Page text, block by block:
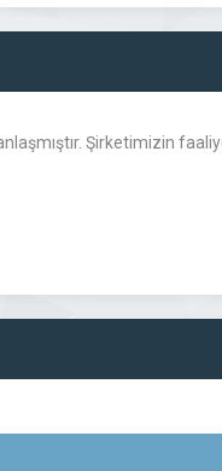
Şirketimizin